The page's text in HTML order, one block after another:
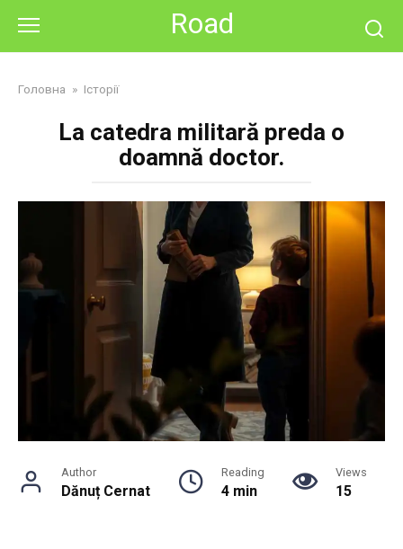
content
Road
Головна » Історії
La catedra militară preda o
doamnă doctor.
Author
Dănuț Cernat
Reading
4 min
Views
15